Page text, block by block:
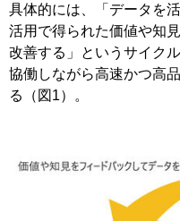
具体的には、「データを
活用で得られた価値や知
改善する」というサイク
協働しながら高速かつ高
る（図1）。